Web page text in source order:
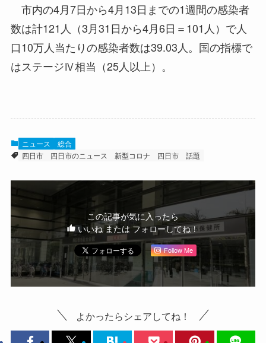
市内の4月7日から4月13日までの1週間の感染者
数は計121人（3月31日から4月6日＝101人）で人
口10万人当たりの感染者数は39.03人。国の指標で
はステージⅣ相当（25人以上）。
ニュース
総合
四日市
四日市のニュース 新型コロナ 四日市 話題
この記事が気に入ったら
いいね または フォローしてね！
Follow Me
よかったらシェアしてね！